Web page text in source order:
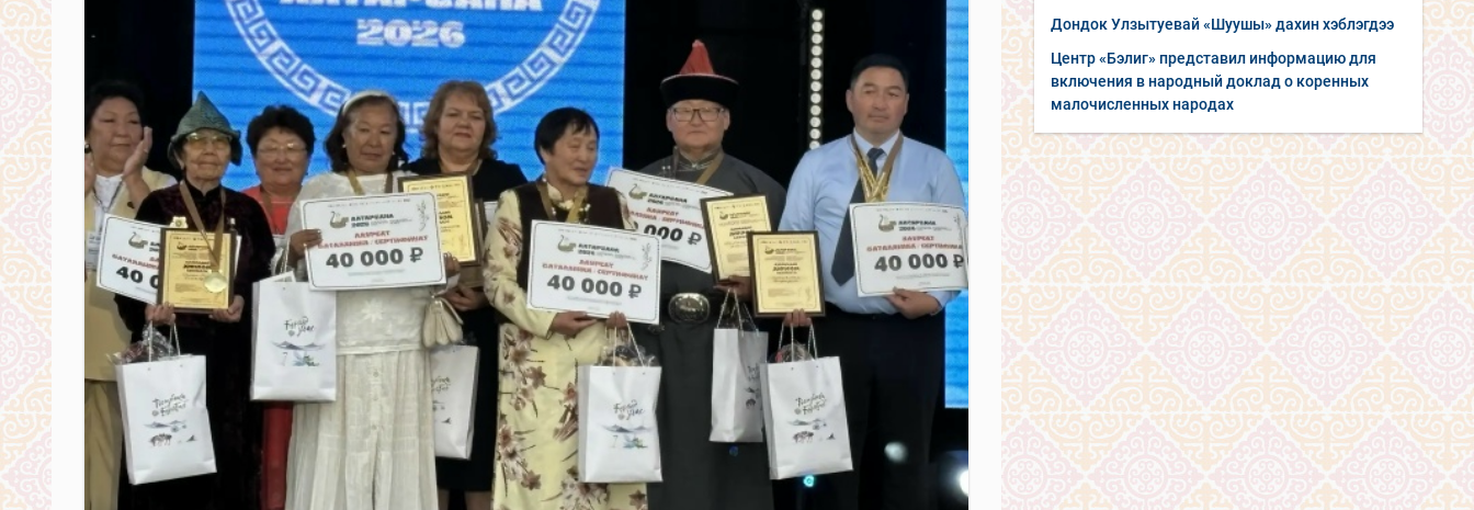
Дондок Улзытуевай «Шуушы» дахин хэблэгдээ
Центр «Бэлиг» представил информацию для
включения в народный доклад о коренных
малочисленных народах